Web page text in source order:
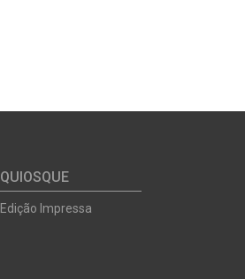
QUIOSQUE
Edição Impressa